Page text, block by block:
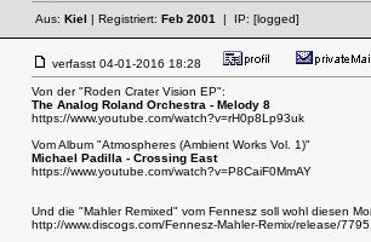
Aus: Kiel | Registriert: Feb 2001 | IP: [logged]
verfasst 04-01-2016 18:28
Von der "Roden Crater Vision EP":
The Analog Roland Orchestra - Melody 8
https://www.youtube.com/watch?v=rH0p8Lp93uk
Vom Album "Atmospheres (Ambient Works Vol. 1)"
Michael Padilla - Crossing East
https://www.youtube.com/watch?v=P8CaiF0MmAY
Und die "Mahler Remixed" vom Fennesz soll wohl diesen
http://www.discogs.com/Fennesz-Mahler-Remix/release/